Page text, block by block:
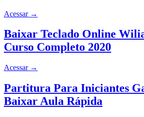
Acessar →
Baixar Teclado Online
Curso Completo 2020
Acessar →
Partitura Para Iniciantes
Baixar Aula Rápida